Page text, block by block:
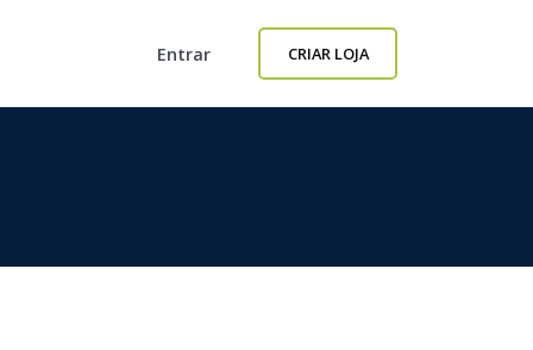
Entrar CRIAR LOJA